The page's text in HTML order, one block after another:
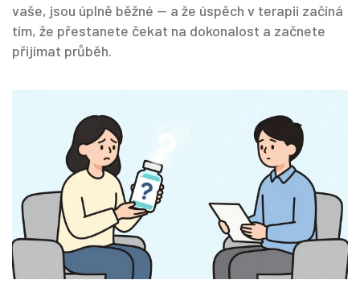
vaše, jsou úplně běžné — a že úspěch v terapii začíná
tím, že přestanete čekat na dokonalost a začnete
přijímat průběh.